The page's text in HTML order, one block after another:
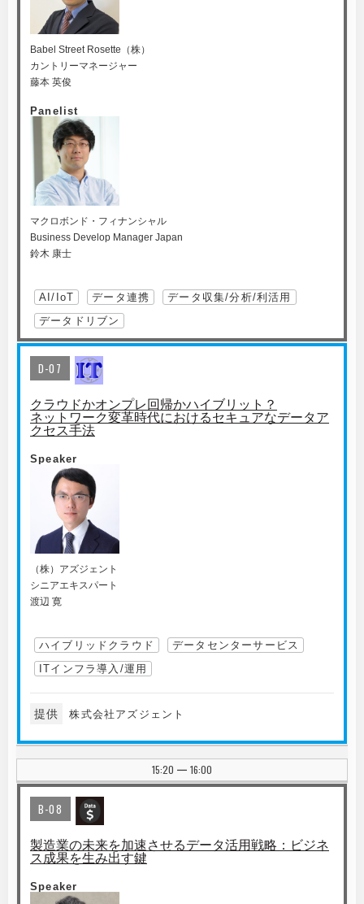
Babel Street Rosette（株）
カントリーマネージャー
藤本 英俊
Panelist
マクロボンド・フィナンシャル
Business Develop Manager Japan
鈴木 康士
AI/IoT データ連携
データ収集/分析/利活用
データドリブン
D-07
クラウドかオンプレ回帰かハイブリット？
ネットワーク変革時代におけるセキュアなデータア
クセス手法
Speaker
（株）アズジェント
シニアエキスパート
渡辺 寛
ハイブリッドクラウド
データセンターサービス
ITインフラ導入/運用
提供 株式会社アズジェント
15:20 | 16:00
B-08
製造業の未来を加速させるデータ活用戦略：ビジネ
ス成果を生み出す鍵
Speaker